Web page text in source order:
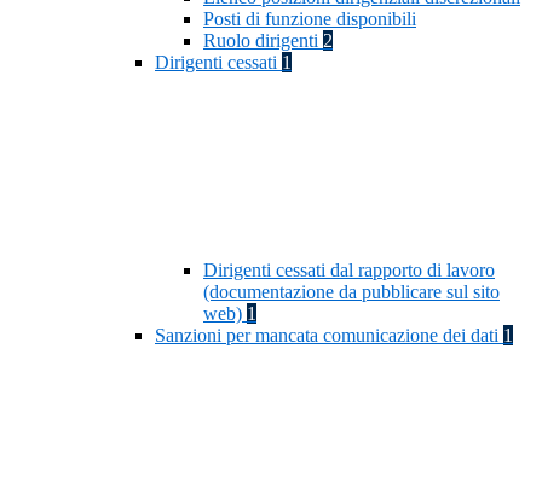
Posti di funzione disponibili
Ruolo dirigenti 2
Dirigenti cessati 1
Dirigenti cessati dal rapporto di lavoro
(documentazione da pubblicare sul sito
web) 1
Sanzioni per mancata comunicazione dei dati 1